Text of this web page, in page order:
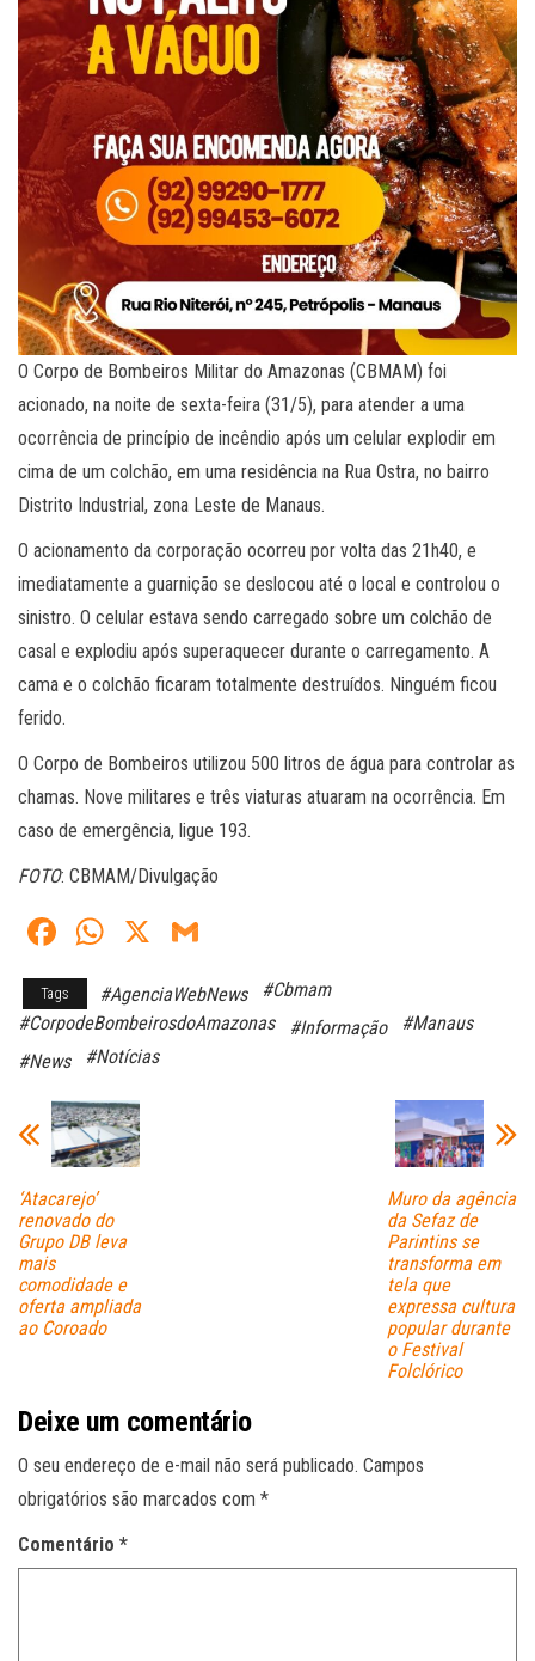
O Corpo de Bombeiros Militar do Amazonas (CBMAM) foi
acionado, na noite de sexta-feira (31/5), para atender a uma
ocorrência de princípio de incêndio após um celular explodir em
cima de um colchão, em uma residência na Rua Ostra, no bairro
Distrito Industrial, zona Leste de Manaus.
O acionamento da corporação ocorreu por volta das 21h40, e
imediatamente a guarnição se deslocou até o local e controlou o
sinistro. O celular estava sendo carregado sobre um colchão de
casal e explodiu após superaquecer durante o carregamento. A
cama e o colchão ficaram totalmente destruídos. Ninguém ficou
ferido.
O Corpo de Bombeiros utilizou 500 litros de água para controlar as
chamas. Nove militares e três viaturas atuaram na ocorrência. Em
caso de emergência, ligue 193.
FOTO: CBMAM/Divulgação
Fa
ce
bo
ok
W
ts
A
X
ail
Tags #AgenciaWebNews
#Cbmam
#CorpodeBombeirosdoAmazonas
#Informação
#Manaus
#News
#Notícias
‘Atacarejo’
renovado do
Grupo DB leva
mais
comodidade e
oferta ampliada
ao Coroado
Muro da agência
da Sefaz de
Parintins se
transforma em
tela que
expressa cultura
popular durante
o Festival
Folclórico
Deixe um comentário
O seu endereço de e-mail não será publicado. Campos
obrigatórios são marcados com *
Comentário *